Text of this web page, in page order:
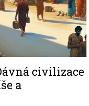
civilizace
a